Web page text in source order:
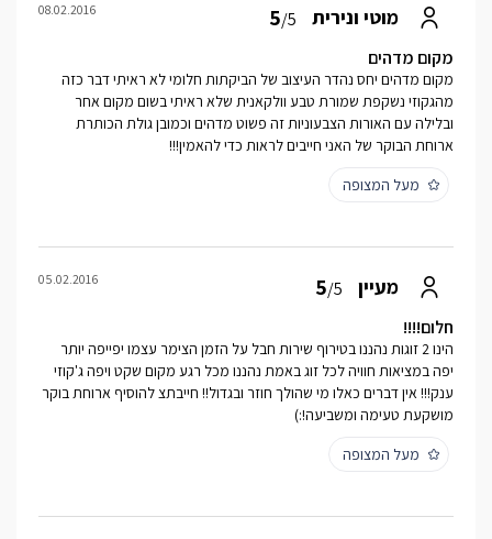
מוטי ונירית 5/5
08.02.2016
מקום מדהים
מקום מדהים יחס נהדר העיצוב של הביקתות חלומי לא ראיתי דבר כזה
מהגקוזי נשקפת שמורת טבע וולקאנית שלא ראיתי בשום מקום אחר
ובלילה עם האורות הצבעוניות זה פשוט מדהים וכמובן גולת הכותרת
ארוחת הבוקר של האני חייבים לראות כדי להאמין!!!
מעל המצופה
מעיין 5/5
05.02.2016
חלום!!!!
הינו 2 זוגות נהננו בטירוף שירות חבל על הזמן הצימר עצמו יפייפה יותר
יפה במציאות חוויה לכל זוג באמת נהננו מכל רגע מקום שקט ויפה ג'קוזי
ענק!!! אין דברים כאלו מי שהולך חוזר ובגדול!! חייבתצ להוסיף ארוחת בוקר
מושקעת טעימה ומשביעה!:)
מעל המצופה